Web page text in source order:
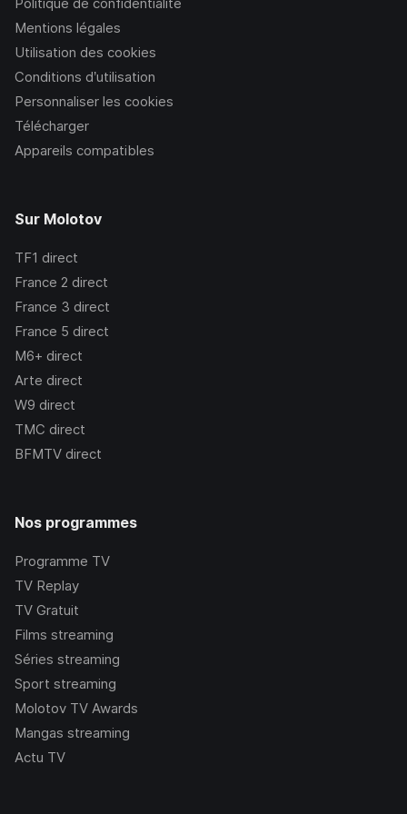
Mentions légales
Utilisation des cookies
Conditions d’utilisation
Personnaliser les cookies
Télécharger
Appareils compatibles
Sur Molotov
TF1 direct
France 2 direct
France 3 direct
France 5 direct
M6+ direct
Arte direct
W9 direct
TMC direct
BFMTV direct
Nos programmes
Programme TV
TV Replay
TV Gratuit
Films streaming
Séries streaming
Sport streaming
Molotov TV Awards
Mangas streaming
Actu TV